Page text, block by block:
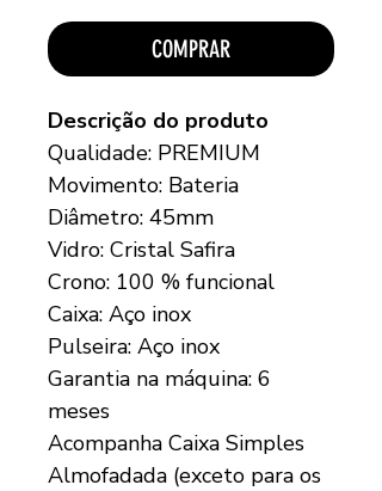
COMPRAR
Descrição do produto
Qualidade: PREMIUM
Movimento: Bateria
Diâmetro: 45mm
Vidro: Cristal Safira
Crono: 100 % funcional
Caixa: Aço inox
Pulseira: Aço inox
Garantia na máquina: 6
meses
Acompanha Caixa Simples
Almofadada (exceto para os